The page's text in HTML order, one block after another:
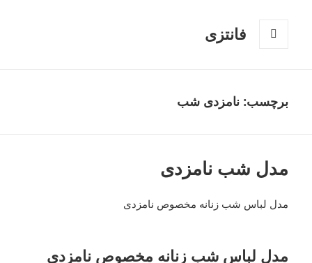
فانتزی
برچسب: نامزدی شب
مدل شب نامزدی
مدل لباس شب زنانه مخصوص نامزدی
مدل لباس شب زنانه مخصوص نامزدی